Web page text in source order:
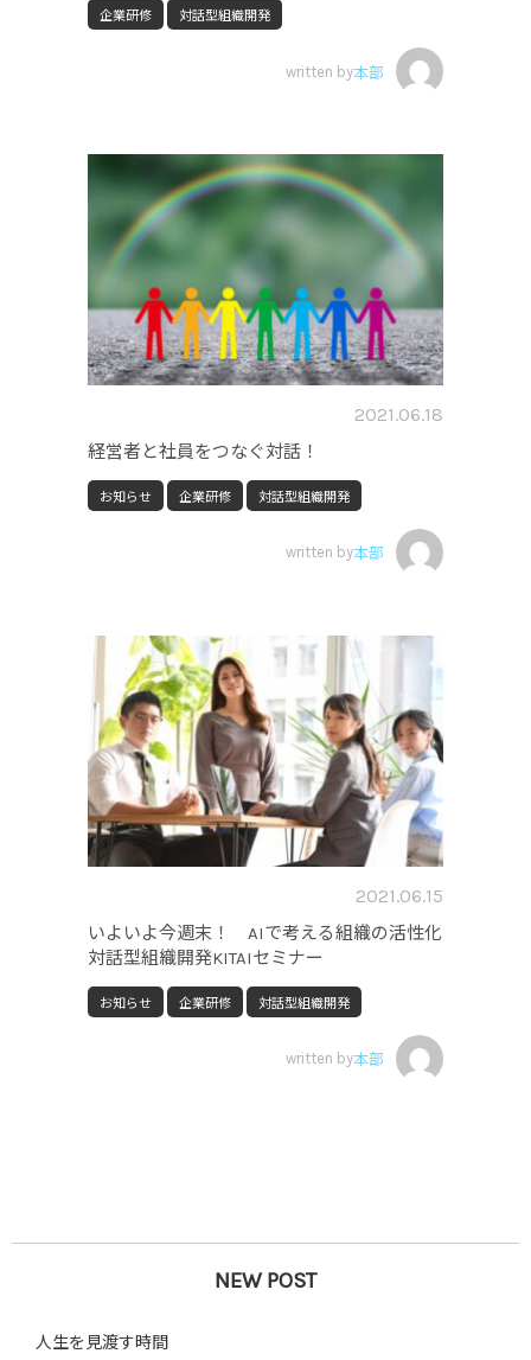
企業研修 対話型組織開発
written by本部
2021.06.18
経営者と社員をつなぐ対話！
お知らせ 企業研修 対話型組織開発
written by本部
2021.06.15
いよいよ今週末！ AIで考える組織の活性化
対話型組織開発KITAIセミナー
お知らせ 企業研修 対話型組織開発
written by本部
NEW POST
人生を見渡す時間